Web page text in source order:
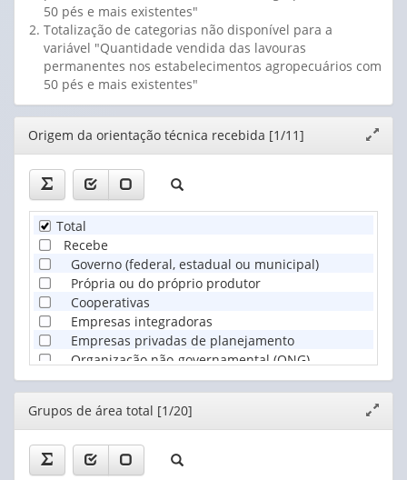
Camu-camu (Toneladas)
Caqui (Toneladas)
Carambola (Toneladas)
Chá-da-Índia (Toneladas)
Coco-da-baía (Mil frutos)
Cravo-da-Índia (Toneladas)
Dendê (coco) (Toneladas)
Erva-mate (Toneladas)
Figo (Toneladas)
Fruta-de-conde (Toneladas)
Goiaba (Toneladas)
Graviola (Mil frutos)
Guaraná (Toneladas)
Jaca (Mil frutos)
kiwi (Toneladas)
Laranja (Toneladas)
Borracha (látex líquido) (Toneladas)
Borracha (látex coagulado) (Toneladas)
Cacau (amêndoa) (Toneladas)
Café arábica em grão (verde) (Toneladas)
Café canephora (robusta, conilon) em grão (verde)
Caju (castanha) (Toneladas)
Caju (fruto) (Toneladas)
50 pés e mais existentes"
Totalização de categorias não disponível para a
variável "Quantidade vendida das lavouras
permanentes nos estabelecimentos agropecuários com
50 pés e mais existentes"
Editor
janela
Origem da orientação técnica recebida [1/11]
Total
Recebe
Governo (federal, estadual ou municipal)
Própria ou do próprio produtor
Cooperativas
Empresas integradoras
Empresas privadas de planejamento
Organização não-governamental (ONG)
Sistema S
Outra
Não recebe
Editor
janela
Grupos de área total [1/20]